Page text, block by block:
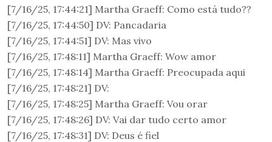
[7/16/25, 17:44:21] Martha Graeff: Como está tudo??
[7/16/25, 17:44:50] DV: Pancadaria
[7/16/25, 17:44:51] DV: Mas vivo
[7/16/25, 17:48:11] Martha Graeff: Wow amor
[7/16/25, 17:48:14] Martha Graeff: Preocupada aqui
‎[7/16/25, 17:48:21] DV: ‎
[7/16/25, 17:48:25] Martha Graeff: Vou orar
[7/16/25, 17:48:26] DV: Vai dar tudo certo amor
[7/16/25, 17:48:31] DV: Deus é fiel